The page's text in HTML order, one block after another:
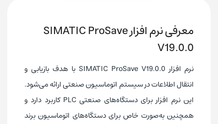
معرفی نرم افزار SIMATIC ProSave
V19.0.0
نرم افزار SIMATIC ProSave V19.0.0 با هدف بازیابی و
انتقال اطلاعات در سیستم اتوماسیون صنعتی ارائه می‌شود.
این نرم افزار برای دستگاه‌های صنعتی PLC کاربرد دارد و
همچنین به‌صورت خاص برای دستگاه‌های اتوماسیون برند